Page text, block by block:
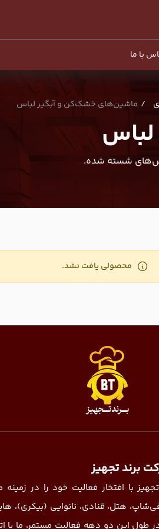
با ما
ماشین‌های خشک‌کن و آبگیر لباس
شسته شده.
محصولی یافت نشد.
برند تجهیز
با افتخار فعالیت خود را در زمینه
طول این دو دهه فعالیت مستمر، ما با